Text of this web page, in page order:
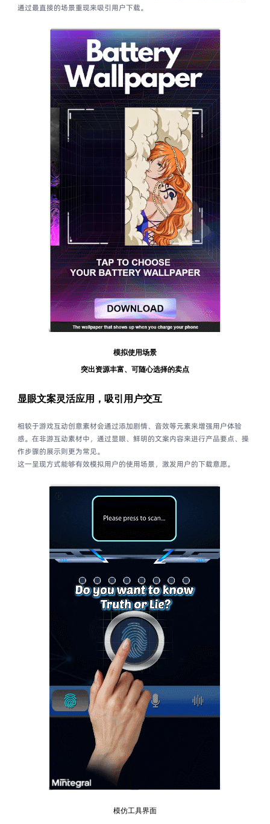
通过最直接的场景重现来吸引用户下载。
模拟使用场景
突出资源丰富、可随心选择的卖点
显眼文案灵活应用， 吸引用户交互
相较于游戏互动创意素材会通过添加剧情、音效等元素来增强用户体验
感。在非游互动素材中，通过显眼、鲜明的文案内容来进行产品要点、操
作步骤的展示则更为常见。
这一呈现方式能够有效模拟用户的使用场景，激发用户的下载意愿。
模仿工具界面